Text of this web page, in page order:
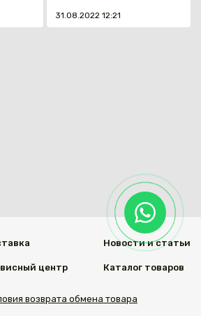
31.08.2022 12:21
центр
Новости и статьи
Каталог товаров
возврата обмена товара